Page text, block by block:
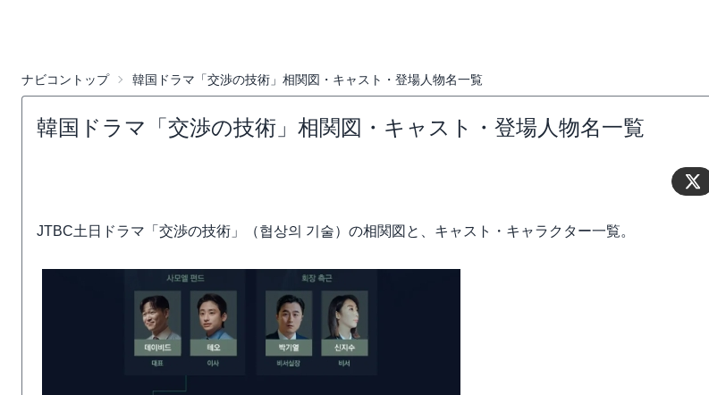
ナビコントップ 韓国ドラマ「交渉の技術」相関図・キャスト・登場人物名一覧
韓国ドラマ「交渉の技術」相関図・キャスト・登場人物名一覧
JTBC土日ドラマ「交渉の技術」（협상의 기술）の相関図と、キャスト・キャラクター一覧。